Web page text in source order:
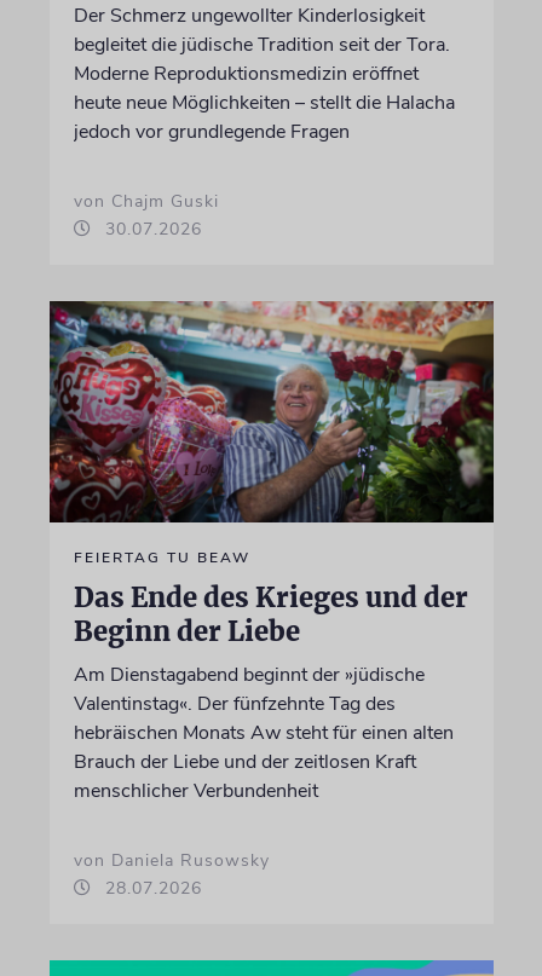
Der Schmerz ungewollter Kinderlosigkeit
begleitet die jüdische Tradition seit der Tora.
Moderne Reproduktionsmedizin eröffnet
heute neue Möglichkeiten – stellt die Halacha
jedoch vor grundlegende Fragen
von Chajm Guski
30.07.2026
FEIERTAG TU BEAW
Das Ende des Krieges und der
Beginn der Liebe
Am Dienstagabend beginnt der »jüdische
Valentinstag«. Der fünfzehnte Tag des
hebräischen Monats Aw steht für einen alten
Brauch der Liebe und der zeitlosen Kraft
menschlicher Verbundenheit
von Daniela Rusowsky
28.07.2026